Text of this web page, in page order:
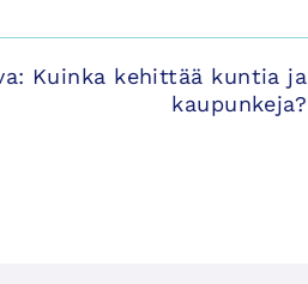
Kuinka kehittää kuntia ja
kaupunkeja?